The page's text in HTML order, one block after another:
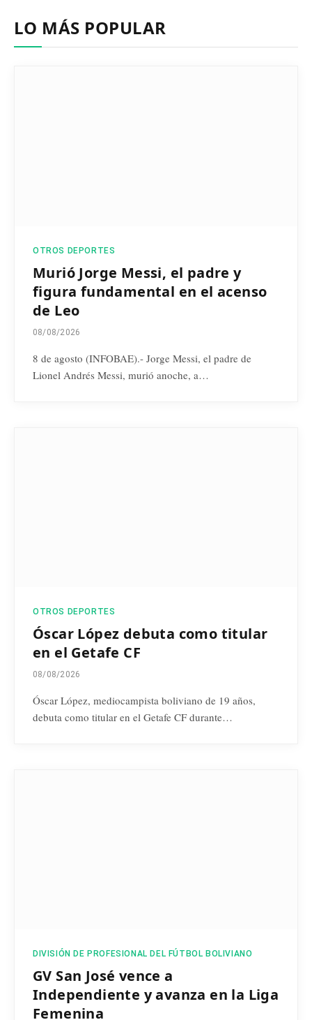
LO MÁS POPULAR
OTROS DEPORTES
Murió Jorge Messi, el padre y
figura fundamental en el acenso
de Leo
08/08/2026
8 de agosto (INFOBAE).- Jorge Messi, el padre de
Lionel Andrés Messi, murió anoche, a…
OTROS DEPORTES
Óscar López debuta como titular
en el Getafe CF
08/08/2026
Óscar López, mediocampista boliviano de 19 años,
debuta como titular en el Getafe CF durante…
DIVISIÓN DE PROFESIONAL DEL FÚTBOL BOLIVIANO
GV San José vence a
Independiente y avanza en la Liga
Femenina